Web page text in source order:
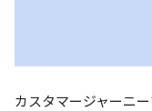
カスタマージャーニ